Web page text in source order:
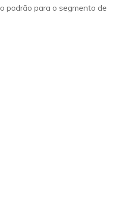
padrão para o segmento de